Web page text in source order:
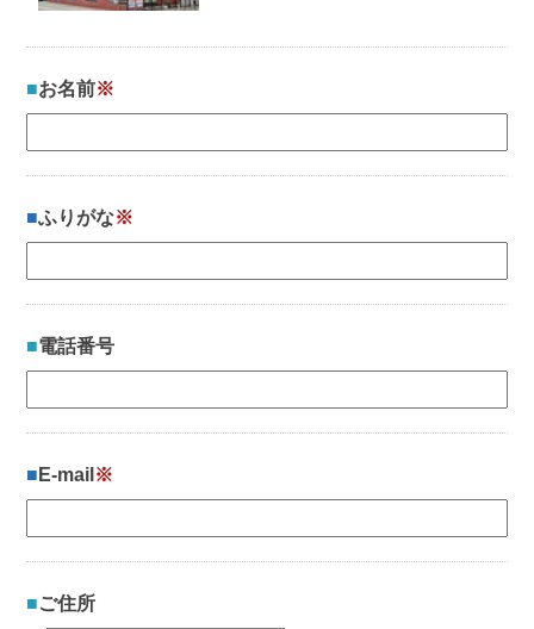
お名前※
ふりがな※
電話番号
E-mail ※
ご住所